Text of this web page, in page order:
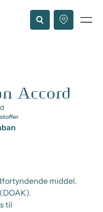
Accord
middel.
til